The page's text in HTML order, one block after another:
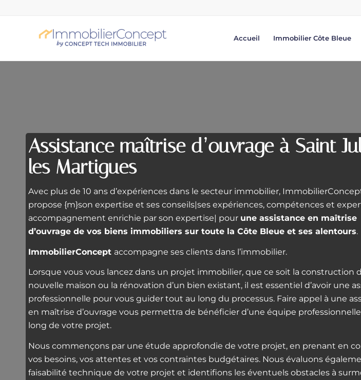
Accueil Immobilier Côte Bleue
Assistance maîtrise d’ouvrage à Saint
les Martigues
Avec plus de 10 ans d’expériences dans le secteur immobilier,
propose {m}son expertise et ses conseils|ses expériences, compétences et
accompagnement enrichie par son expertise| pour une assistance en maîtrise
d’ouvrage de vos biens immobiliers sur toute la Côte Bleue et ses alentours.
ImmobilierConcept accompagne ses clients dans l’immobilier.
Lorsque vous vous lancez dans un projet immobilier, que ce soit la construction
nouvelle maison ou la rénovation d’un bien existant, il est essentiel d’avoir une
professionnelle pour vous guider tout au long du processus. Faire appel à une
en maîtrise d’ouvrage vous permettra de bénéficier d’une équipe
long de votre projet.
Nous commençons par une étude approfondie de votre projet, en prenant en
vos besoins, vos attentes et vos contraintes budgétaires. Nous évaluons
faisabilité technique de votre projet et identifions les éventuels obstacles à